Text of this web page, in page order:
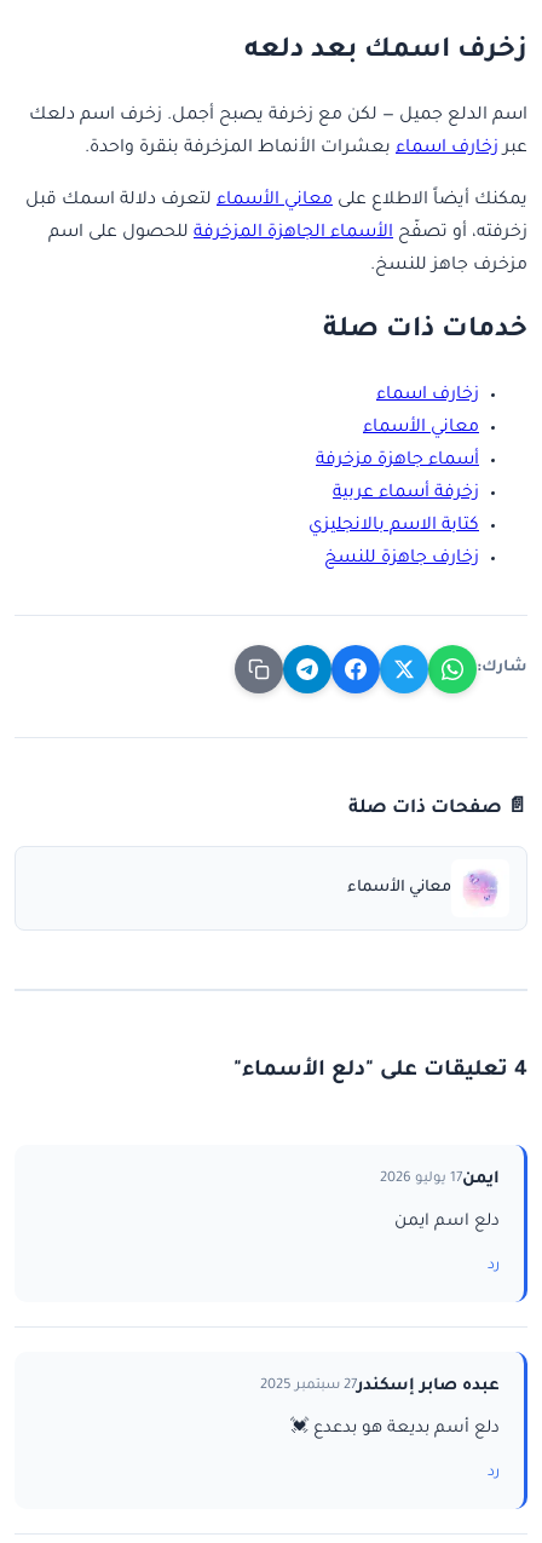
زخرف اسمك بعد دلعه
اسم الدلع جميل — لكن مع زخرفة يصبح أجمل. زخرف اسم دلعك
عبرزخارف اسماء بعشرات الأنماط المزخرفة بنقرة واحدة.
يمكنك أيضاً الاطلاع على معاني الأسماء لتعرف دلالة اسمك قبل
زخرفته، أو تصفّح الأسماء الجاهزة المزخرفة للحصول على اسم
مزخرف جاهز للنسخ.
خدمات ذات صلة
زخارف اسماء
معاني الأسماء
أسماء جاهزة مزخرفة
زخرفة أسماء عربية
كتابة الاسم بالانجليزي
زخارف جاهزة للنسخ
شارك:
📄 صفحات ذات صلة
معاني الأسماء
4 تعليقات على "دلع الأسماء"
ايمن17 يوليو 2026
دلع اسم ايمن
رد
عبده صابر إسكندر27 سبتمبر 2025
دلع أسم بديعة هو بدعدع 💓
رد